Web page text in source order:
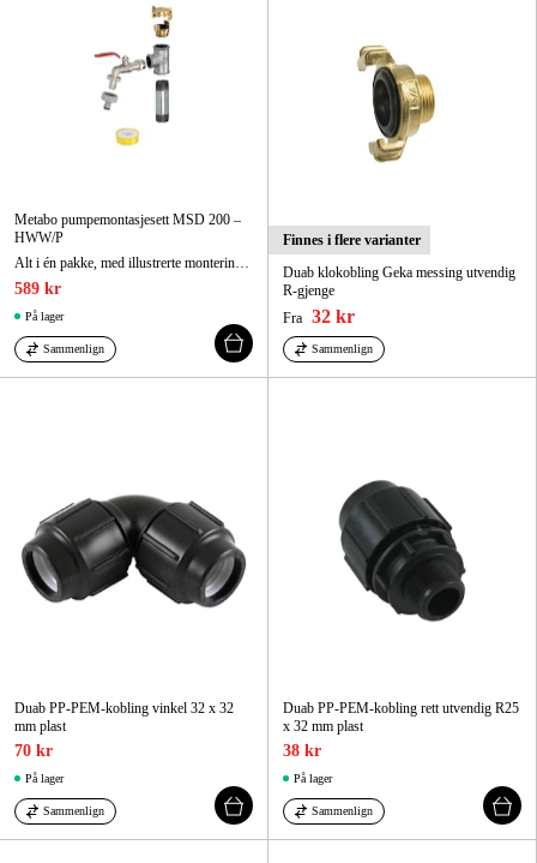
Metabo pumpemontasjesett MSD 200 –
HWW/P
Alt i én pakke, med illustrerte monteringsanvisninger
589 kr
På lager
Sammenlign
Finnes i flere varianter
Duab klokobling Geka messing utvendig
R-gjenge
Fra 32 kr
Sammenlign
Duab PP-PEM-kobling vinkel 32 x 32
mm plast
70 kr
På lager
Sammenlign
Duab PP-PEM-kobling rett utvendig R25
x 32 mm plast
38 kr
På lager
Sammenlign